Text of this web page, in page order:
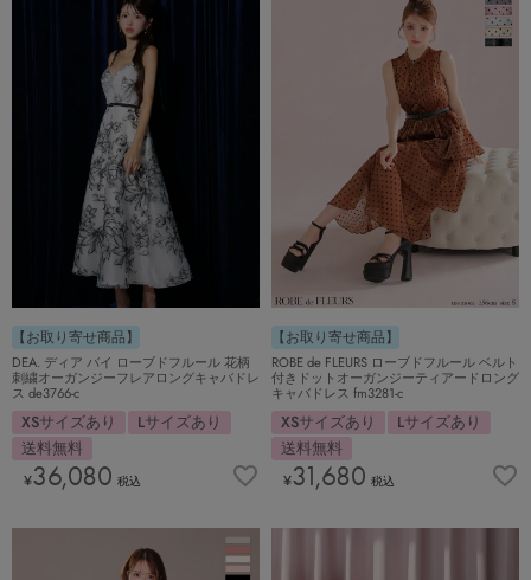
【お取り寄せ商品】
DEA. ディア バイ ローブドフルール 花柄
刺繍オーガンジーフレアロングキャバドレ
ス de3766-c
XSサイズあり
Lサイズあり
送料無料
¥36,080 税込
【お取り寄せ商品】
ROBE de FLEURS ローブドフルール ベルト
付きドットオーガンジーティアードロング
キャバドレス fm3281-c
XSサイズあり
Lサイズあり
送料無料
¥31,680 税込